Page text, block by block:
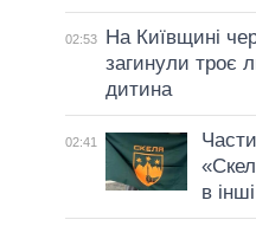
02:53
На Київщині
загинули троє
дитина
02:41
в